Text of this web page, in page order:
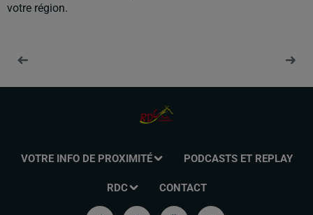
votre région.
VOTRE INFO DE PROXIMITÉ PODCASTS ET REPLAY
RDC CONTACT